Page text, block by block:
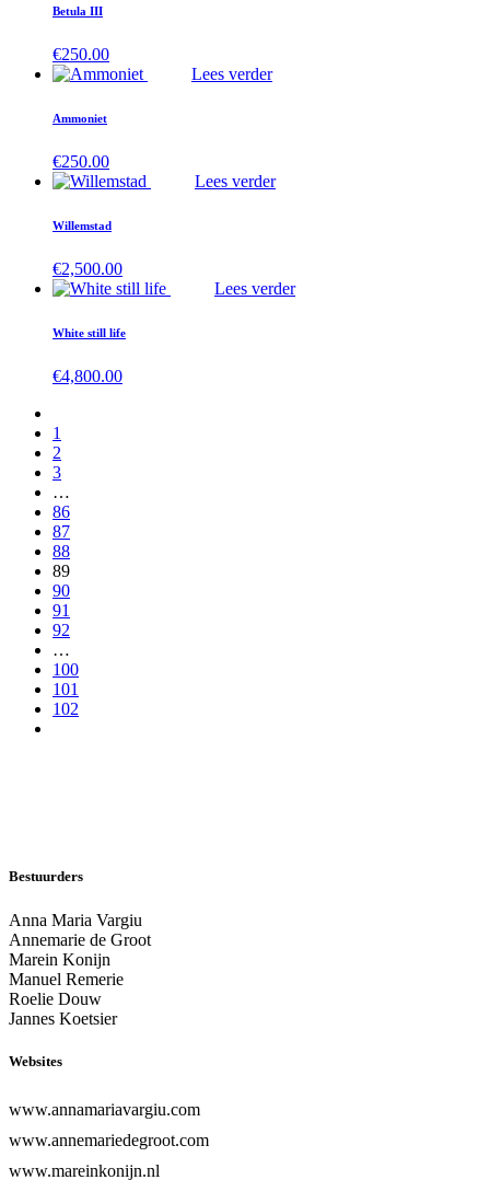
Betula III
€250.00
Lees verder
Ammoniet
€250.00
Lees verder
Willemstad
€2,500.00
Lees verder
White still life
€4,800.00
1
2
3
…
86
87
88
89
90
91
92
…
100
101
102
Bestuurders
Anna Maria Vargiu
Annemarie de Groot
Marein Konijn
Manuel Remerie
Roelie Douw
Jannes Koetsier
Websites
www.annamariavargiu.com
www.annemariedegroot.com
www.mareinkonijn.nl